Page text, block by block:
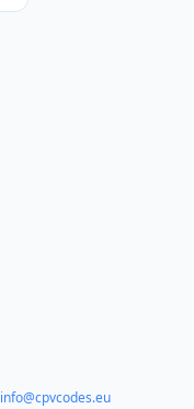
info@cpvcodes.eu